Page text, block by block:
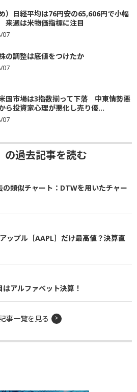
め）日経平均は76円安の65,606円で小幅
週は米物価指標に注目
07
の調整は底値をつけたか
07
米国市場は3指数揃って下落 中東情勢悪
ら投資家心理が悪化し売り優...
07
の過去記事を読む
の類似チャート：DTWを用いたチャー
ップル［AAPL］だけ最高値？決算直
アルファベット決算！
事一覧を見る